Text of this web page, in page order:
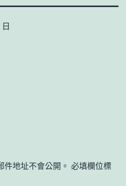
地址不會公開。 必填欄位標